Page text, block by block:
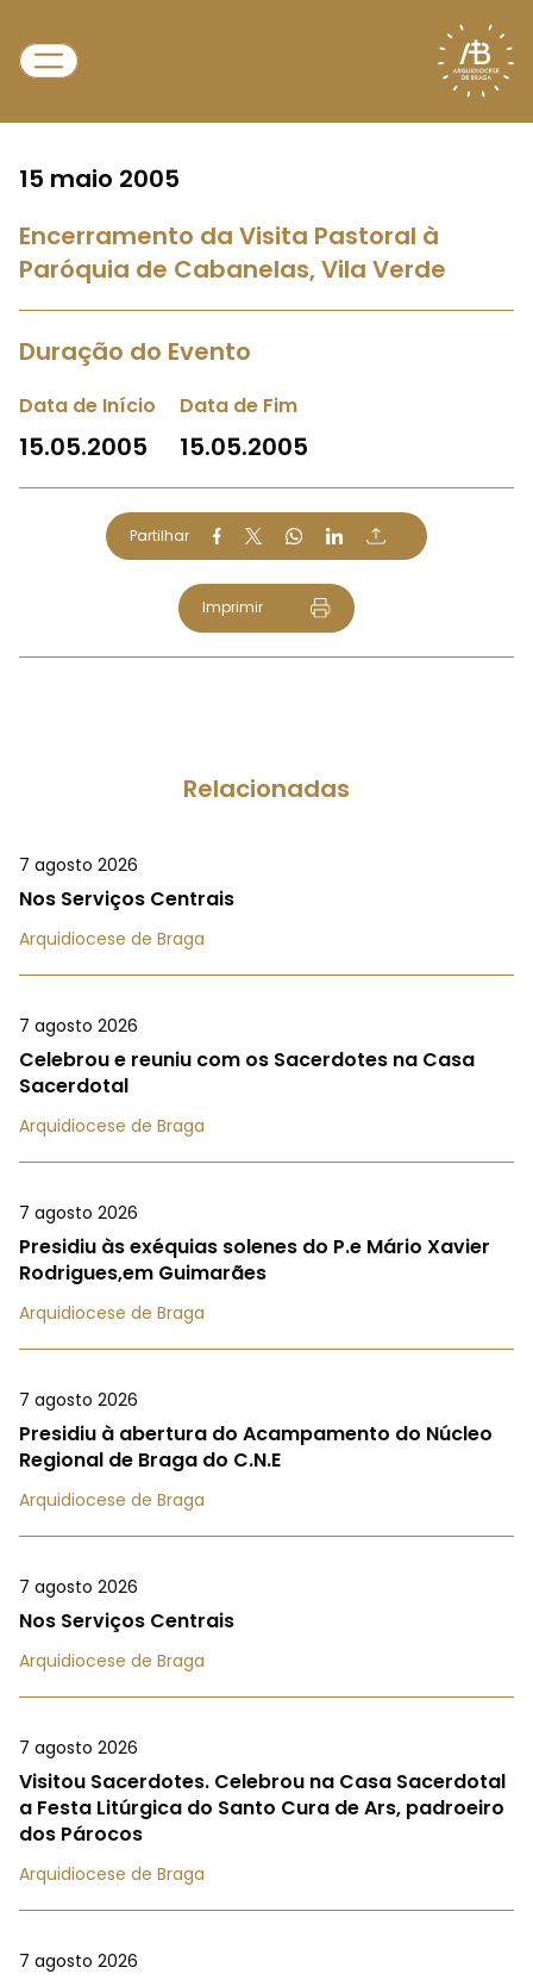
15 maio 2005
Encerramento da Visita Pastoral à
Paróquia de Cabanelas, Vila Verde
Duração do Evento
Data de Início
15.05.2005
Data de Fim
15.05.2005
Partilhar
Imprimir
Relacionadas
7 agosto 2026
Nos Serviços Centrais
Arquidiocese de Braga
7 agosto 2026
Celebrou e reuniu com os Sacerdotes na Casa
Sacerdotal
Arquidiocese de Braga
7 agosto 2026
Presidiu às exéquias solenes do P.e Mário Xavier
Rodrigues,em Guimarães
Arquidiocese de Braga
7 agosto 2026
Presidiu à abertura do Acampamento do Núcleo
Regional de Braga do C.N.E
Arquidiocese de Braga
7 agosto 2026
Nos Serviços Centrais
Arquidiocese de Braga
7 agosto 2026
Visitou Sacerdotes. Celebrou na Casa Sacerdotal
a Festa Litúrgica do Santo Cura de Ars, padroeiro
dos Párocos
Arquidiocese de Braga
7 agosto 2026